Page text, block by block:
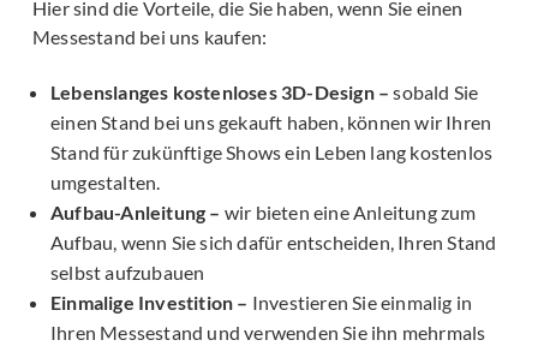
Hier sind die Vorteile, die Sie haben, wenn Sie einen
Messestand bei uns kaufen:
Lebenslanges kostenloses 3D-Design – sobald Sie
einen Stand bei uns gekauft haben, können wir Ihren
Stand für zukünftige Shows ein Leben lang kostenlos
umgestalten.
Aufbau-Anleitung – wir bieten eine Anleitung zum
Aufbau, wenn Sie sich dafür entscheiden, Ihren Stand
selbst aufzubauen
Einmalige Investition – Investieren Sie einmalig in
Ihren Messestand und verwenden Sie ihn mehrmals